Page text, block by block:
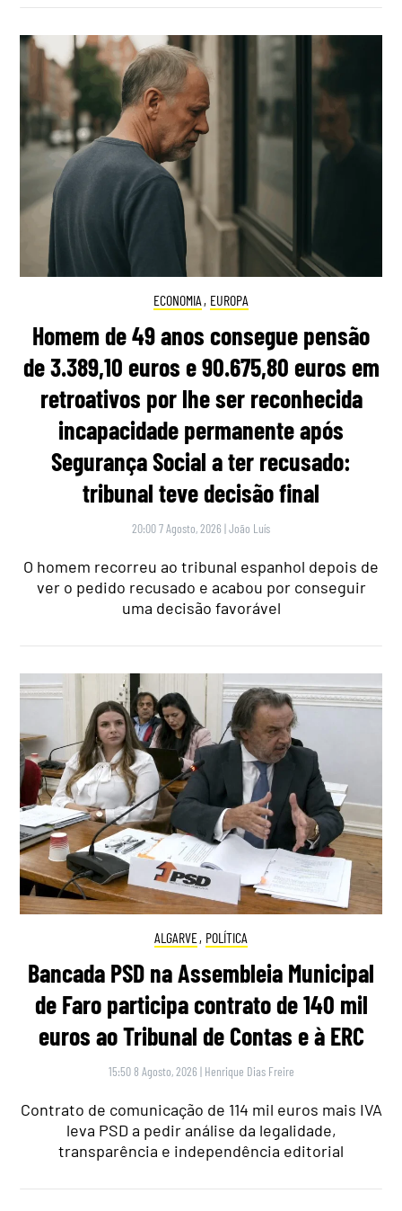
ECONOMIA , EUROPA
Homem de 49 anos consegue pensão
de 3.389,10 euros e 90.675,80 euros em
retroativos por lhe ser reconhecida
incapacidade permanente após
Segurança Social a ter recusado:
tribunal teve decisão final
20:00 7 Agosto, 2026 |João Luís
O homem recorreu ao tribunal espanhol depois de
ver o pedido recusado e acabou por conseguir
uma decisão favorável
ALGARVE, POLÍTICA
Bancada PSD na Assembleia Municipal
de Faro participa contrato de 140 mil
euros ao Tribunal de Contas e à ERC
15:50 8 Agosto, 2026 | Henrique Dias Freire
Contrato de comunicação de 114 mil euros mais IVA
leva PSD a pedir análise da legalidade,
transparência e independência editorial